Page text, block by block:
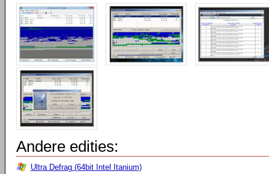
Andere edities:
Ultra Defrag (64bit Intel Itanium)